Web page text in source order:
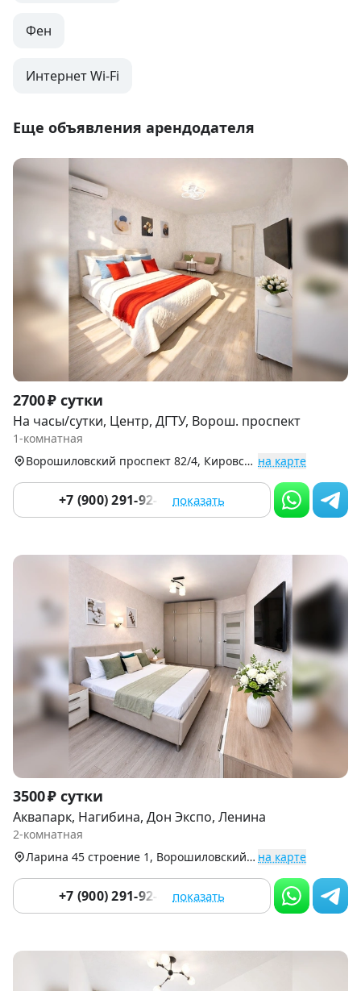
Фен
Интернет Wi-Fi
Еще объявления арендодателя
Item
1
of
9
2700 ₽ сутки
На часы/сутки, Центр, ДГТУ, Ворош. проспект
1-комнатная
Ворошиловский проспект 82/4, Кировский р-н (Центр) на карте
+7 (900) 291-92-83 показать
Item
1
of
3500 ₽ сутки
Аквапарк, Нагибина, Дон Экспо, Ленина
2-комнатная
Ларина 45 строение 1, Ворошиловский р-н на карте
+7 (900) 291-92-83 показать